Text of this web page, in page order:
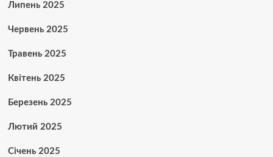
Липень 2025
Червень 2025
Травень 2025
Квітень 2025
Березень 2025
Лютий 2025
Січень 2025